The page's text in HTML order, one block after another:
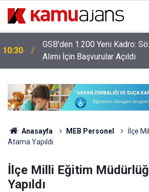
08:00
Bursa Uludağ Üniversitesi
Personel Alacak: Başvurular
Anasayfa MEB Personel
İlçe
Atama Yapıldı
İlçe Milli Eğitim
Yapıldı